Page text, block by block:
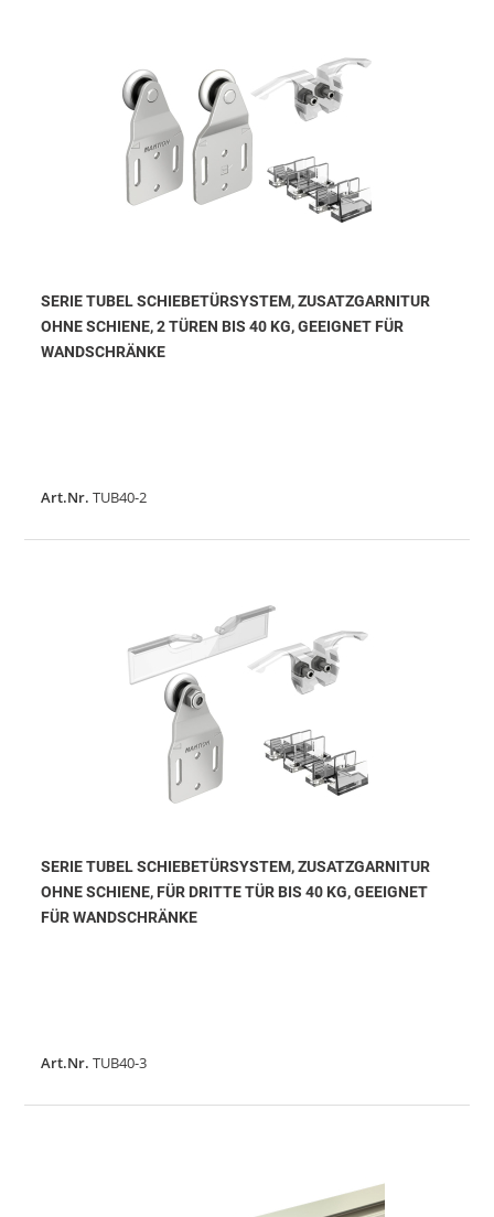
SERIE TUBEL SCHIEBETÜRSYSTEM, ZUSATZGARNITUR
OHNE SCHIENE, 2 TÜREN BIS 40 KG, GEEIGNET FÜR
WANDSCHRÄNKE
Art.Nr. TUB40-2
SERIE TUBEL SCHIEBETÜRSYSTEM, ZUSATZGARNITUR
OHNE SCHIENE, FÜR DRITTE TÜR BIS 40 KG, GEEIGNET
FÜR WANDSCHRÄNKE
Art.Nr. TUB40-3